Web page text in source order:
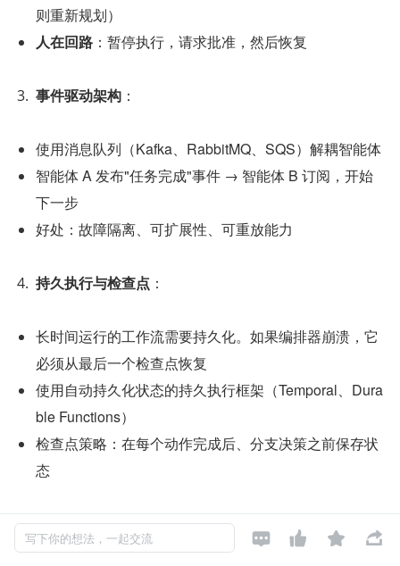
则重新规划）
人在回路 ：暂停执行，请求批准，然后恢复
事件驱动架构 ：
使用消息队列（Kafka、RabbitMQ、SQS）解耦智能体
智能体 A 发布"任务完成"事件 → 智能体 B 订阅，开始
下一步
好处：故障隔离、可扩展性、可重放能力
持久执行与检查点 ：
长时间运行的工作流需要持久化。如果编排器崩溃，它
必须从最后一个检查点恢复
使用自动持久化状态的持久执行框架（Temporal、Dura
ble Functions）
检查点策略：在每个动作完成后、分支决策之前保存状
态
多智能体协调：
写下你的想法，一起交流    